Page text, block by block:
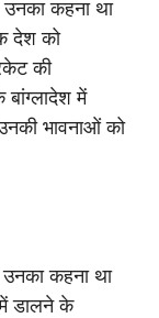
उनका कहना था
देश को
की
बांग्लादेश में
भावनाओं को
कहना था
डालने के